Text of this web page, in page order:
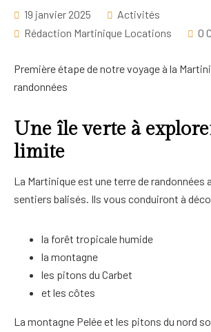
19 janvier 2025
Activités
Rédaction Martinique Locations
0
Première étape de notre voyage à la
randonnées
Une île verte à
limite
La Martinique est une terre de randonnées
sentiers balisés. Ils vous conduiront à
la forêt tropicale humide
la montagne
les pitons du Carbet
et les côtes
La montagne Pelée et les pitons du nord